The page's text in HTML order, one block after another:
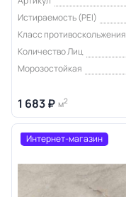
Истираемость (PEI)
Класс противоскольжения
Количество Лиц
Морозостойкая
1 683 ₽ м2
Интернет-магазин